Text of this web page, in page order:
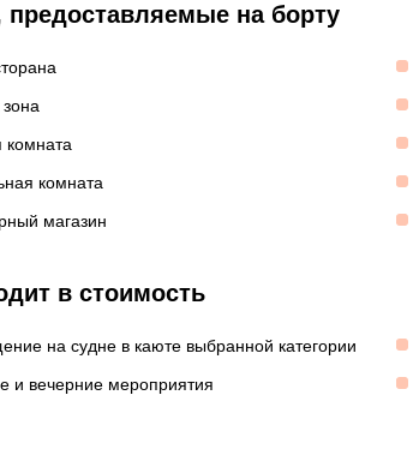
предоставляемые на борту
комната
комната
магазин
в стоимость
на судне в каюте выбранной категории
и вечерние мероприятия